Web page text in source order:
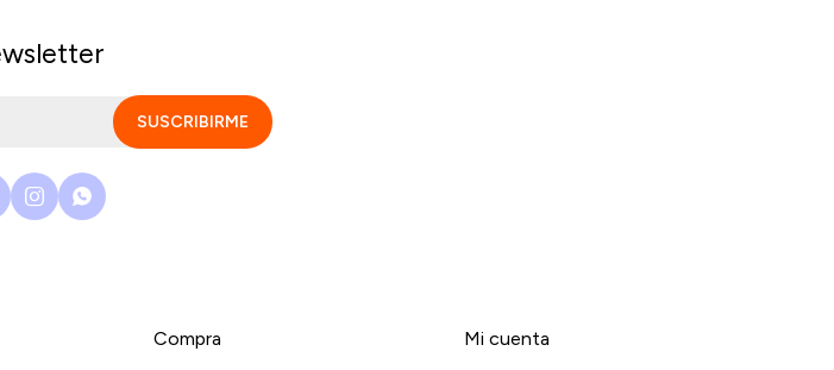
Compra Mi cuenta
SUSCRIBIRME
 